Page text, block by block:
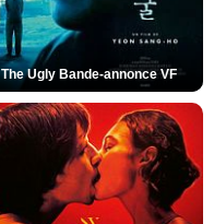
The Ugly Bande-annonce VF